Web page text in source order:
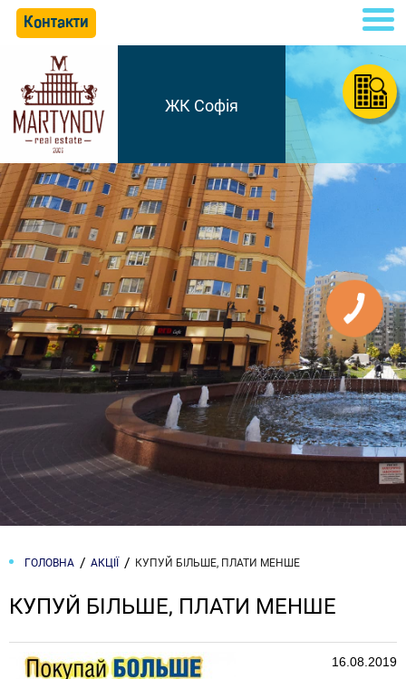
Контакти
ЖК Софія
ГОЛОВНА АКЦІЇ КУПУЙ БІЛЬШЕ, ПЛАТИ МЕНШЕ
КУПУЙ БІЛЬШЕ, ПЛАТИ МЕНШЕ
16.08.2019